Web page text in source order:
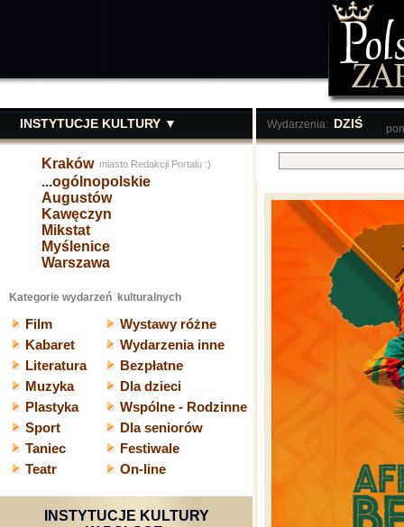
INSTYTUCJE KULTURY ▼
Kraków miasto Redakcji Portalu :)
...ogólnopolskie
Augustów
Kawęczyn
Mikstat
Myślenice
Warszawa
Kategorie wydarzeń kulturalnych
Film
Wystawy różne
Kabaret
Wydarzenia inne
Literatura
Bezpłatne
Muzyka
Dla dzieci
Plastyka
Wspólne - Rodzinne
Sport
Dla seniorów
Taniec
Festiwale
Teatr
On-line
INSTYTUCJE KULTURY
Wydarzenia: DZIŚ